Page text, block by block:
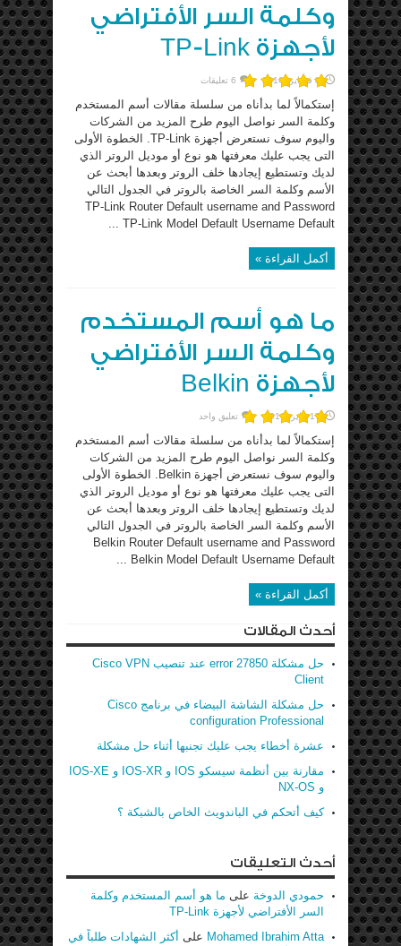
وكلمة السر الأفتراضي
لأجهزة TP-Link
8 فبراير، 2016 6 تعليقات
إستكمالاً لما بدأناه من سلسلة مقالات أسم المستخدم
وكلمة السر نواصل اليوم طرح المزيد من الشركات
واليوم سوف نستعرض أجهزة TP-Link. الخطوة الأولى
التى يجب عليك معرفتها هو نوع أو موديل الروتر الذي
لديك وتستطيع إيجادها خلف الروتر وبعدها أبحث عن
الأسم وكلمة السر الخاصة بالروتر في الجدول التالي
TP-Link Router Default username and Password
TP-Link Model Default Username Default ...
أكمل القراءة »
ما هو أسم المستخدم
وكلمة السر الأفتراضي
لأجهزة Belkin
17 يناير، 2016 تعليق واحد
إستكمالاً لما بدأناه من سلسلة مقالات أسم المستخدم
وكلمة السر نواصل اليوم طرح المزيد من الشركات
واليوم سوف نستعرض أجهزة Belkin. الخطوة الأولى
التى يجب عليك معرفتها هو نوع أو موديل الروتر الذي
لديك وتستطيع إيجادها خلف الروتر وبعدها أبحث عن
الأسم وكلمة السر الخاصة بالروتر في الجدول التالي
Belkin Router Default username and Password
Belkin Model Default Username Default ...
أكمل القراءة »
أحدث المقالات
حل مشكلة error 27850 عند تنصيب Cisco VPN
Client
حل مشكلة الشاشة البيضاء في برنامج Cisco
configuration Professional
عشرة أخطاء يجب عليك تجنبها أثناء حل مشكلة
مقارنة بين أنظمة سيسكو IOS و IOS-XR و IOS-XE
و NX-OS
كيف أتحكم في الباندويث الخاص بالشبكة ؟
أحدث التعليقات
حمودي الدوخة على ما هو أسم المستخدم وكلمة
السر الأفتراضي لأجهزة TP-Link
Mohamed Ibrahim Atta على أكثر الشهادات طلباً في